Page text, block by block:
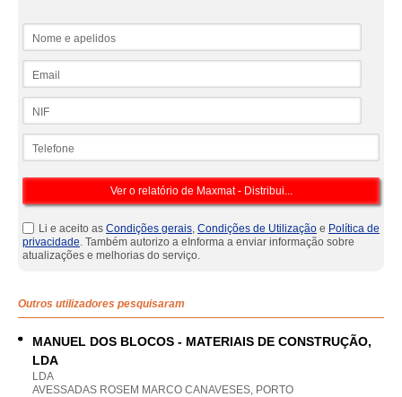
Li e aceito as Condições gerais, Condições de Utilização e Política de
privacidade. Também autorizo a eInforma a enviar informação sobre
atualizações e melhorias do serviço.
Outros utilizadores pesquisaram
MANUEL DOS BLOCOS - MATERIAIS DE CONSTRUÇÃO,
LDA
LDA
AVESSADAS ROSEM MARCO CANAVESES, PORTO